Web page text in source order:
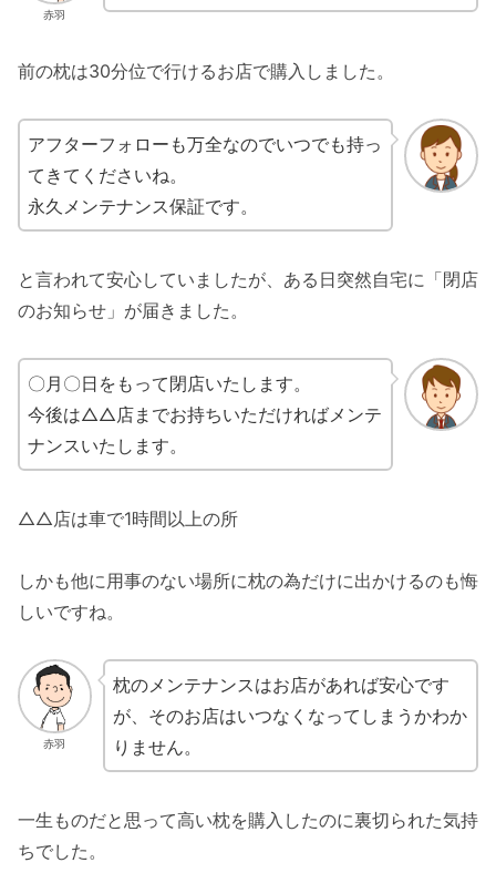
赤羽
前の枕は30分位で行けるお店で購入しました。
アフターフォローも万全なのでいつでも持っ
てきてくださいね。
永久メンテナンス保証です。
と言われて安心していましたが、ある日突然自宅に「閉店
のお知らせ」が届きました。
〇月〇日をもって閉店いたします。
今後は△△店までお持ちいただければメンテ
ナンスいたします。
△△店は車で1時間以上の所
しかも他に用事のない場所に枕の為だけに出かけるのも悔
しいですね。
赤羽
枕のメンテナンスはお店があれば安心です
が、そのお店はいつなくなってしまうかわか
りません。
一生ものだと思って高い枕を購入したのに裏切られた気持
ちでした。